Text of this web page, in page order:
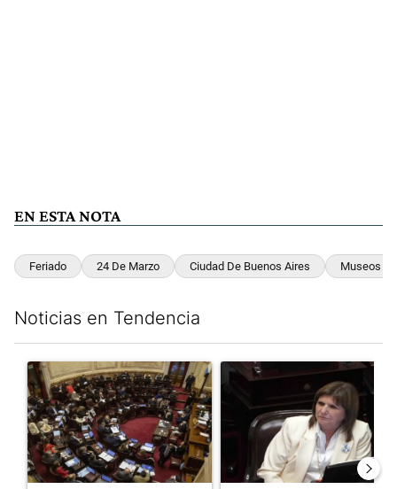
EN ESTA NOTA
Feriado 24 De Marzo Ciudad De Buenos Aires Museos
Noticias en Tendencia
Un artículo de tendencia con el título "El Senado dio media
Un artículo de tendencia